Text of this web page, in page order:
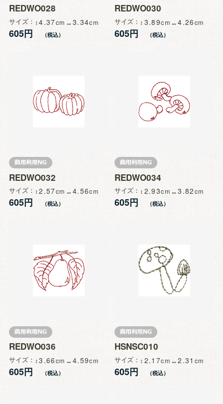
REDWO028
サイズ 4.37 3.34
605円
REDWO030
サイズ 3.89 4.26
605円
REDWO032
サイズ 2.57 4.56
605円
REDWO034
サイズ 2.93 3.82
605円
REDWO036
サイズ 3.66 4.59
605円
HSNSC010
サイズ 2.17 2.31
605円